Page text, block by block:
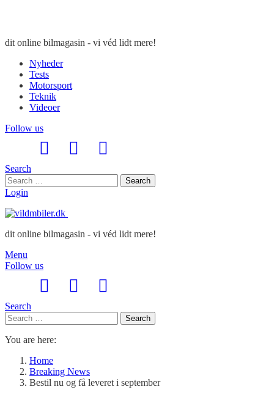
dit online bilmagasin - vi véd lidt mere!
Nyheder
Tests
Motorsport
Teknik
Videoer
Follow us
Search
Search
for:
Search
Login
dit online bilmagasin - vi véd lidt mere!
Menu
Follow us
Search
Search
for:
Search
You are here:
Home
Breaking News
Bestil nu og få leveret i september